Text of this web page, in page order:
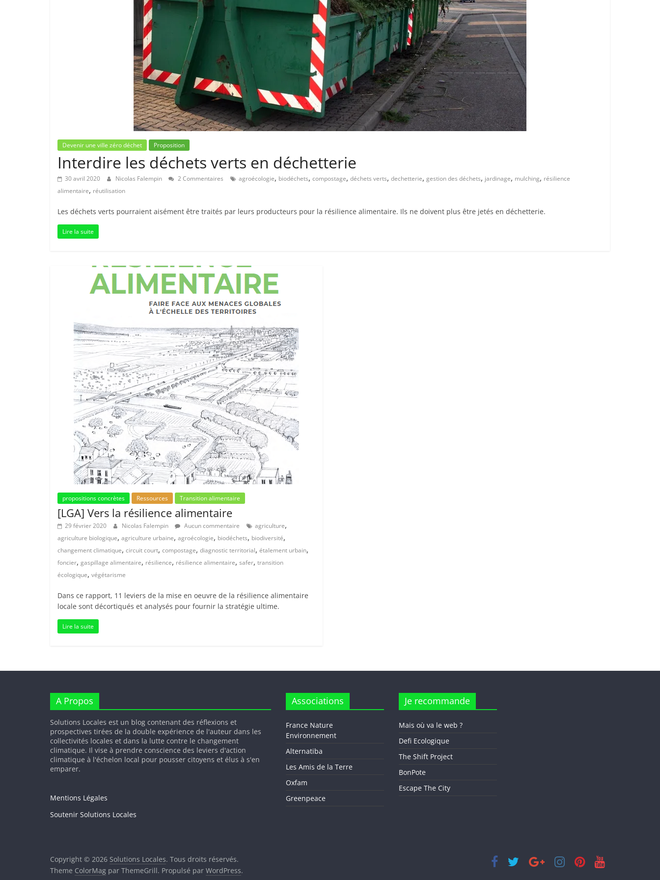
Devenir une ville zéro déchet Proposition
Interdire les déchets verts en déchetterie
30 avril 2020 Nicolas Falempin 2 Commentaires agroécologie, biodéchets, compostage, déchets verts, dechetterie, gestion des déchets, jardinage, mulching, résilience
alimentaire, réutilisation
Les déchets verts pourraient aisément être traités par leurs producteurs pour la résilience alimentaire. Ils ne doivent plus être jetés en déchetterie.
Lire la suite
propositions concrètes Ressources Transition alimentaire
[LGA] Vers la résilience alimentaire
29 février 2020 Nicolas Falempin Aucun commentaire agriculture,
agriculture biologique, agriculture urbaine, agroécologie, biodéchets, biodiversité,
changement climatique, circuit court, compostage, diagnostic territorial, étalement urbain,
foncier, gaspillage alimentaire, résilience, résilience alimentaire, safer, transition
écologique, végétarisme
Dans ce rapport, 11 leviers de la mise en oeuvre de la résilience alimentaire
locale sont décortiqués et analysés pour fournir la stratégie ultime.
Lire la suite
A Propos
Solutions Locales est un blog contenant des réflexions et
prospectives tirées de la double expérience de l'auteur dans les
collectivités locales et dans la lutte contre le changement
climatique. Il vise à prendre conscience des leviers d'action
climatique à l'échelon local pour pousser citoyens et élus à s'en
emparer.
Mentions Légales
Soutenir Solutions Locales
Associations
France Nature
Environnement
Alternatiba
Les Amis de la Terre
Oxfam
Greenpeace
Je recommande
Mais où va le web ?
Defi Ecologique
The Shift Project
BonPote
Escape The City
Copyright © 2026 Solutions Locales. Tous droits réservés.
Theme ColorMag par ThemeGrill. Propulsé par WordPress.